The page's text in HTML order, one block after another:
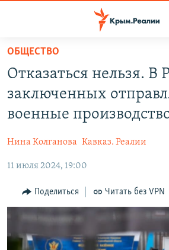
Вернуться
основному
содержанию
главной
Вернутся
поиску
ЕЩЕ
ИНТЕРАКТИВ
ИНФОГРАФИКА
ТЕЛЕПРОЕКТ КРЫМ.РЕАЛИИ
СОВЕТЫ ПРАВОЗАЩИТНИКОВ
РАДІО СВОБОДА
КАК ОБОЙТИ БЛОКИРОВКУ
Українською
Qırımtatar
ОБЩЕСТВО
Отказаться нельзя. В
заключенных
военные
Нина Колганова Кавказ. Реалии
11 июля 2024, 19:00
Поделиться Читать без VPN